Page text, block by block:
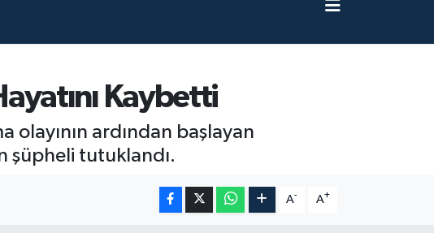
Kaybetti
olayının ardından başlayan
şüpheli tutuklandı.
A- A+